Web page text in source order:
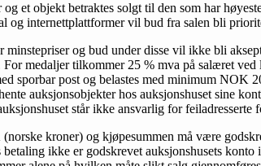
et objekt betraktes solgt til den som har
og internettplattformer vil bud fra salen bli
minstepriser og bud under disse vil ikke bli
For medaljer tilkommer 25 % mva på salæret
sporbar post og belastes med minimum
auksjonsobjekter hos auksjonshuset sine
står ikke ansvarlig for
kroner) og kjøpesummen må være
ikke er godskrevet auksjonshusets